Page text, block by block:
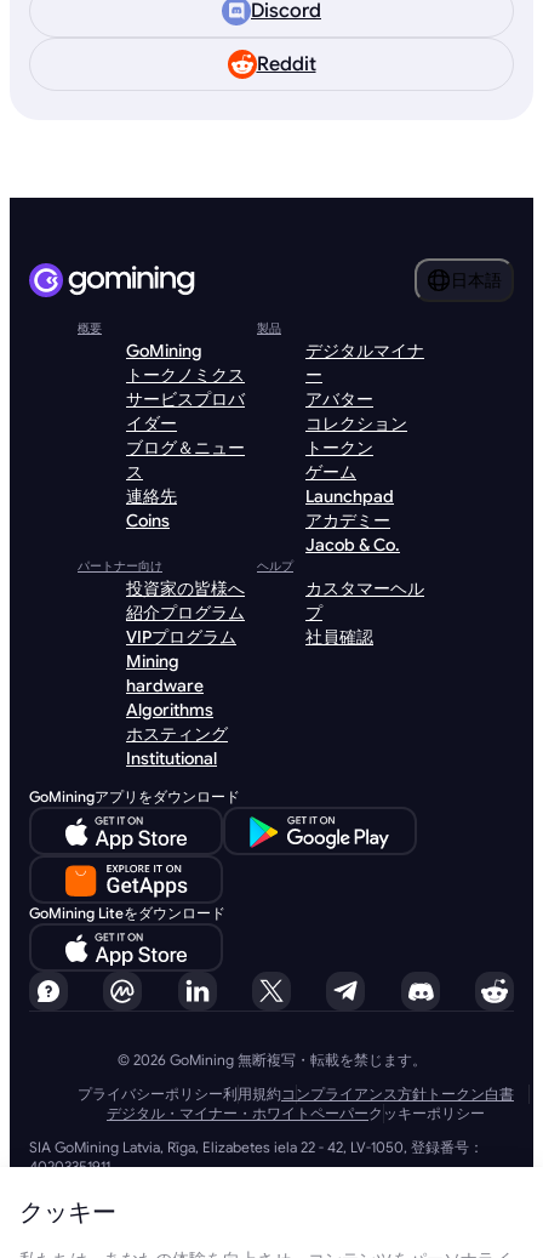
Discord
Reddit
日本語
概要
GoMining
トークノミクス
サービスプロバ
イダー
ブログ＆ニュー
ス
連絡先
Coins
製品
デジタルマイナ
ー
アバター
コレクション
トークン
ゲーム
Launchpad
アカデミー
Jacob & Co.
パートナー向け
投資家の皆様へ
紹介プログラム
VIPプログラム
Mining
hardware
Algorithms
ホスティング
Institutional
ヘルプ
カスタマーヘル
プ
社員確認
GoMiningアプリをダウンロード
GoMining Liteをダウンロード
© 2026 GoMining 無断複写・転載を禁じます。
プライバシーポリシー利用規約 コンプライアンス方針 トークン白書
デジタル・マイナー・ホワイトペーパークッキーポリシー
SIA GoMining Latvia, Rīga, Elizabetes iela 22 - 42, LV-1050, 登録番号：
40203351911
Tortola, British Virgin Islands, BVI会社番号: 2110978
BMINE BVI LIMITED, Trinity Chambers, Road Town, Tortola, British Virgin
クッキー